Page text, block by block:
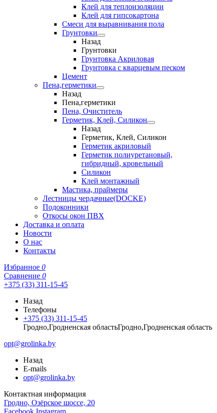
Клей для теплоизоляции
Клей для гипсокартона
Смеси для выравнивания пола
Грунтовки
Назад
Грунтовки
Грунтовка Акриловая
Грунтовка с кварцевым песком
Цемент
Пена,герметики
Назад
Пена,герметики
Пена, Очиститель
Герметик, Клей, Силикон
Назад
Герметик, Клей, Силикон
Герметик акриловый
Герметик полиуретановый,
гибридный, кровельный
Силикон
Клей монтажный
Мастика, праймеры
Лестницы чердачные(DOCKE)
Подоконники
Откосы окон ПВХ
Доставка и оплата
Новости
О нас
Контакты
Избранное 0
Сравнение 0
+375 (33) 311-15-45
Назад
Телефоны
+375 (33) 311-15-45
Гродно,Гродненская областьГродно,Гродненская область
opt@grolinka.by
Назад
E-mails
opt@grolinka.by
Контактная информация
Гродно, Озёрское шоссе, 20
Facebook Instagram